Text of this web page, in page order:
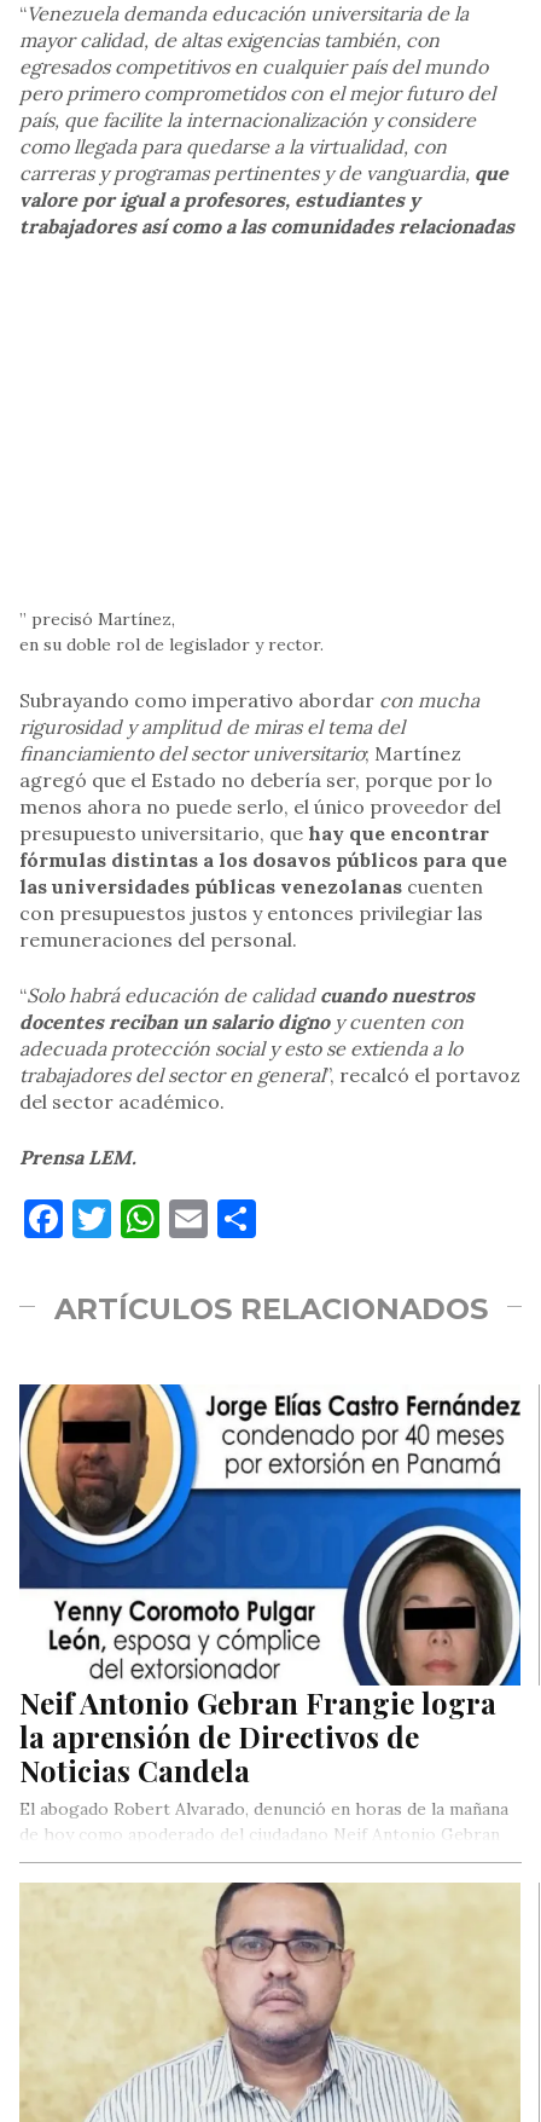
“Venezuela demanda educación universitaria de la
mayor calidad, de altas exigencias también, con
egresados competitivos en cualquier país del mundo
pero primero comprometidos con el mejor futuro del
país, que facilite la internacionalización y considere
como llegada para quedarse a la virtualidad, con
carreras y programas pertinentes y de vanguardia, que
valore por igual a profesores, estudiantes y
trabajadores así como a las comunidades relacionadas
” precisó Martínez,
en su doble rol de legislador y rector.
Subrayando como imperativo abordar con mucha
rigurosidad y amplitud de miras el tema del
financiamiento del sector universitario; Martínez
agregó que el Estado no debería ser, porque por lo
menos ahora no puede serlo, el único proveedor del
presupuesto universitario, que hay que encontrar
fórmulas distintas a los dosavos públicos para que
las universidades públicas venezolanas cuenten
con presupuestos justos y entonces privilegiar las
remuneraciones del personal.
“Solo habrá educación de calidad cuando nuestros
docentes reciban un salario digno y cuenten con
adecuada protección social y esto se extienda a lo
trabajadores del sector en general”, recalcó el portavoz
del sector académico.
Prensa LEM.
Facebook
Twitter
WhatsApp
Email
ARTÍCULOS RELACIONADOS
Neif Antonio Gebran Frangie logra
la aprensión de Directivos de
Noticias Candela
El abogado Robert Alvarado, denunció en horas de la mañana
de hoy como apoderado del ciudadano Neif Antonio Gebran
Frangie…